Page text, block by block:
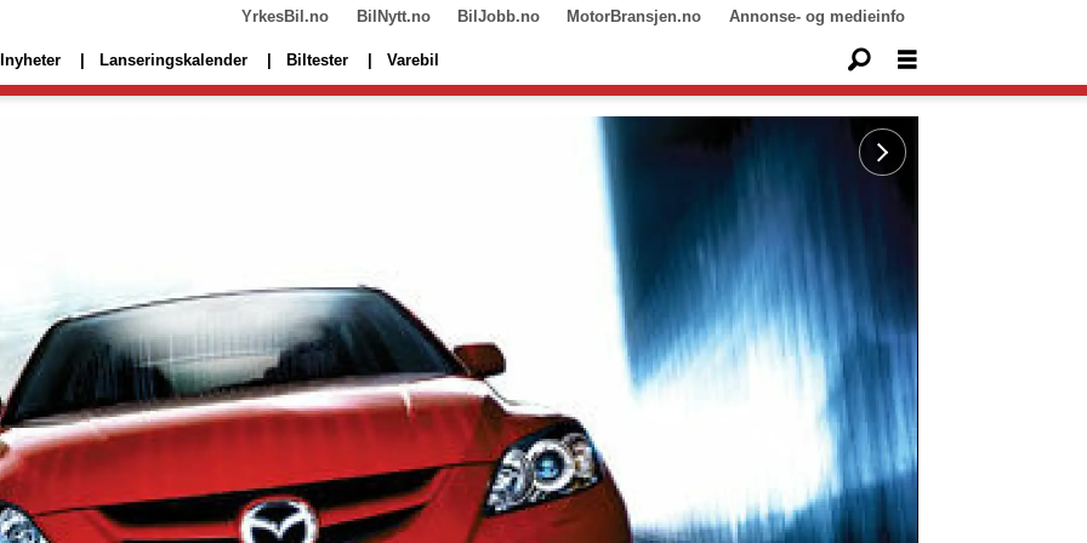
YrkesBil.no BilNytt.no BilJobb.no MotorBransjen.no Annonse- og medieinfo
Lanseringskalender Biltester Varebil